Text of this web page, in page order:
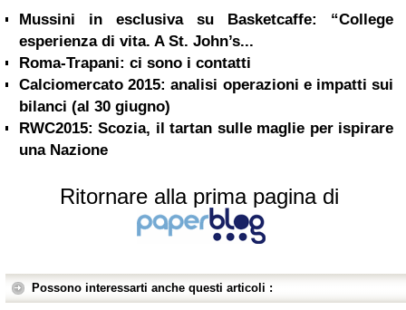
Mussini in esclusiva su Basketcaffe: “College
esperienza di vita. A St. John’s...
Roma-Trapani: ci sono i contatti
Calciomercato 2015: analisi operazioni e impatti sui
bilanci (al 30 giugno)
RWC2015: Scozia, il tartan sulle maglie per ispirare
una Nazione
Ritornare alla prima pagina di
Possono interessarti anche questi articoli :